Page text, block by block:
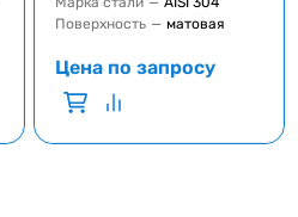
Поверхность — матовая
Цена по запросу